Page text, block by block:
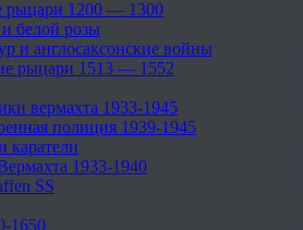
рыцари 1200 — 1300
белой розы
и англосаксонские войны
рыцари 1513 — 1552
вермахта 1933-1945
полиция 1939-1945
каратели
1933-1940
SS
1650